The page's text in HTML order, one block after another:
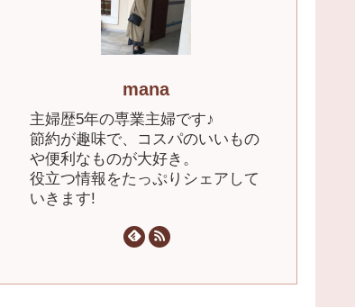
mana
主婦歴5年の専業主婦です♪
節約が趣味で、コスパのいいもの
や便利なものが大好き。
役立つ情報をたっぷりシェアして
いきます!